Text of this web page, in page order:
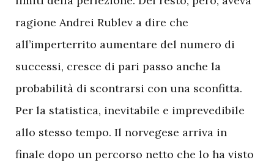
ragione Andrei Rublev a dire che
all’imperterrito aumentare del numero di
successi, cresce di pari passo anche la
probabilità di scontrarsi con una sconfitta.
Per la statistica, inevitabile e imprevedibile
allo stesso tempo. Il norvegese arriva in
finale dopo un percorso netto che lo ha visto